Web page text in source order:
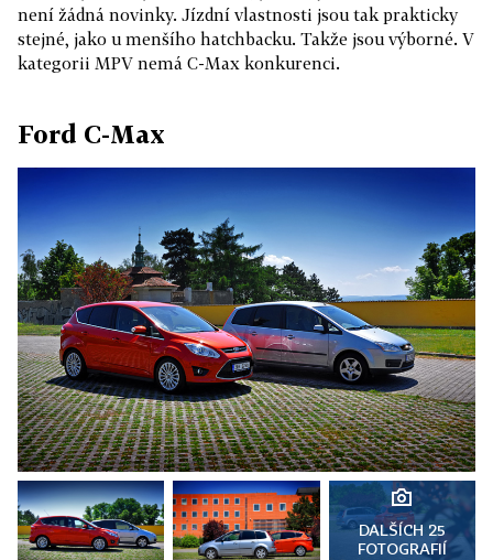
není žádná novinky. Jízdní vlastnosti jsou tak prakticky
stejné, jako u menšího hatchbacku. Takže jsou výborné. V
kategorii MPV nemá C-Max konkurenci.
Ford C-Max
DALŠÍCH 25
FOTOGRAFIÍ